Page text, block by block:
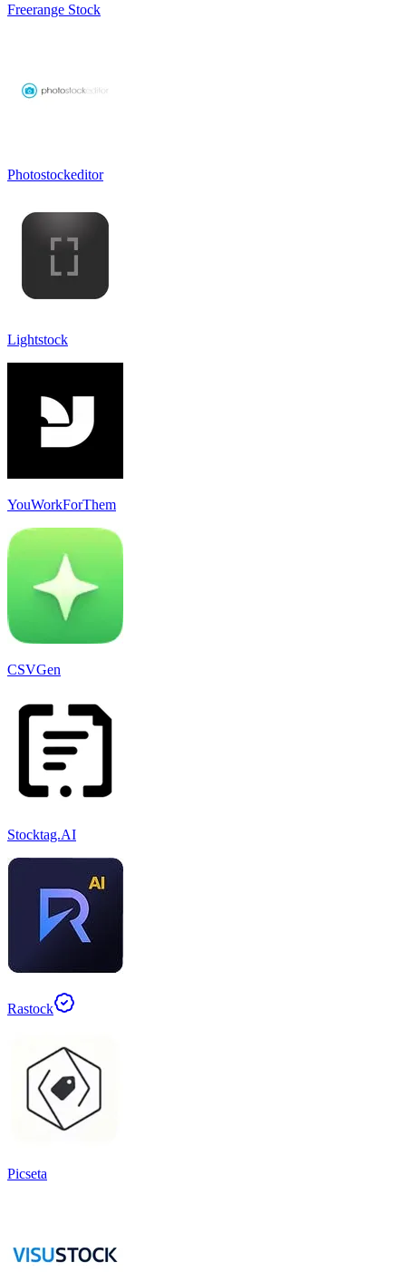
Freerange Stock
Photostockeditor
Lightstock
YouWorkForThem
CSVGen
Stocktag.AI
Rastock
Picseta